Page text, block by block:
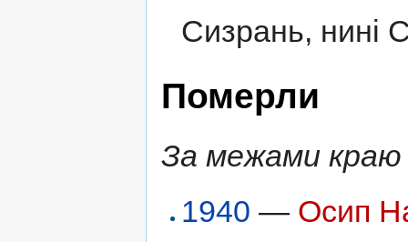
Сизрань, нині
Померли
За межами краю
1940 — Осип